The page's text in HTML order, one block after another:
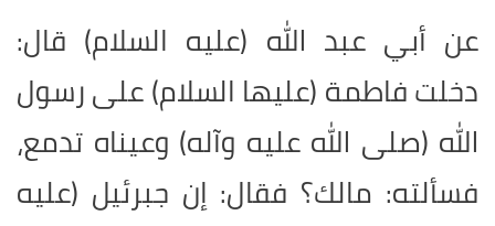
عن أبي عبد الله (عليه السلام) قال:
دخلت فاطمة (عليها السلام) على رسول
الله (صلى الله عليه وآله) وعيناه تدمع،
فسألته: مالك؟ فقال: إن جبرئيل (عليه